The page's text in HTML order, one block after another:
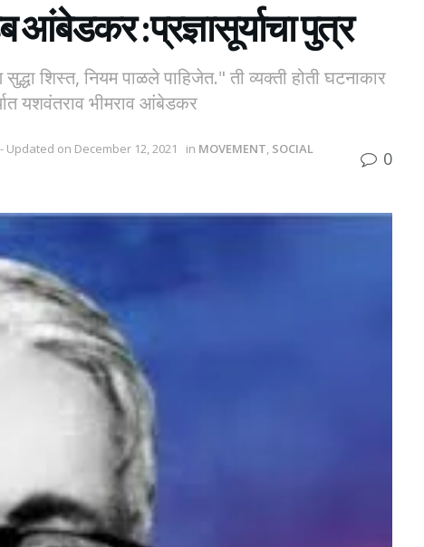
आंबेडकर :प्रज्ञासूर्याचा पुत्र
शिस्त, नियम पाळले पाहिजेत." ती व्यक्ती होती घटनाकार
यशवंतराव भीमराव आंबेडकर
Updated on December 12, 2021 in MOVEMENT, SOCIAL
0